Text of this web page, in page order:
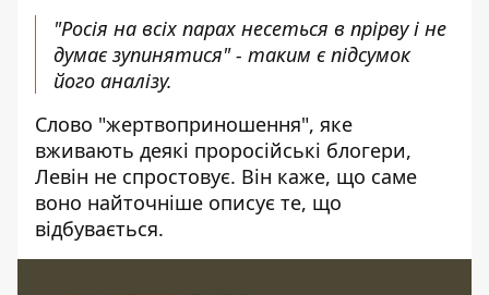
"Росія на всіх парах несеться в прірву і не
думає зупинятися" - таким є підсумок
його аналізу.
Слово "жертвоприношення", яке
вживають деякі проросійські блогери,
Левін не спростовує. Він каже, що саме
воно найточніше описує те, що
відбувається.